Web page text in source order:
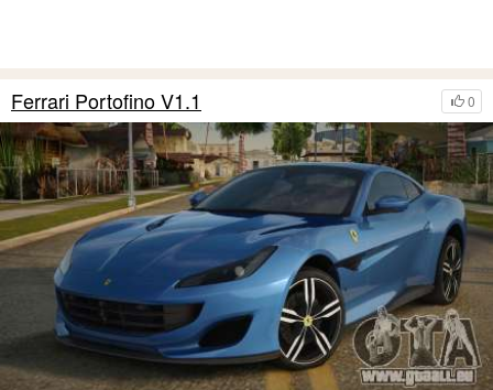
0
Ferrari Portofino V1.1